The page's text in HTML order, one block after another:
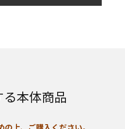
本体商品